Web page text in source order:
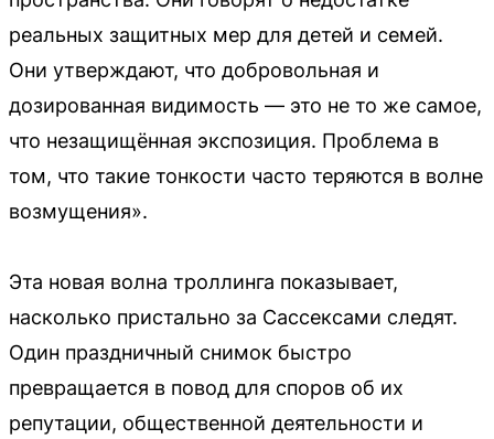
реальных защитных мер для детей и семей.
Они утверждают, что добровольная и
дозированная видимость — это не то же самое,
что незащищённая экспозиция. Проблема в
том, что такие тонкости часто теряются в волне
возмущения».
Эта новая волна троллинга показывает,
насколько пристально за Сассексами следят.
Один праздничный снимок быстро
превращается в повод для споров об их
репутации, общественной деятельности и